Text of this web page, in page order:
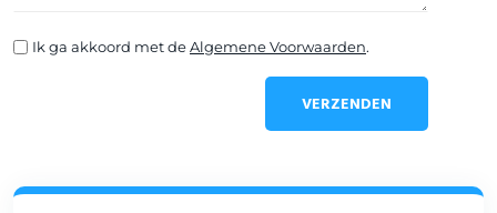
Ik ga akkoord met deAlgemene Voorwaarden.
VERZENDEN